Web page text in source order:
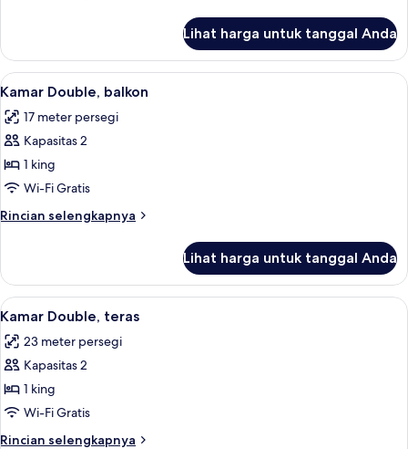
Kamar
Double
Standar
Lihat harga untuk tanggal Anda
Lihat
semua
foto
untuk
Kamar
Double,
balkon
Kamar Double, balkon | Brankas,
2
Kamar Double, balkon
17 meter persegi
Kapasitas 2
1 king
Wi-Fi Gratis
Rincian selengkapnya
Rincian
Kamar
Double,
balkon
Lihat harga untuk tanggal Anda
Lihat
semua
foto
untuk
Kamar
Double,
teras
Kamar Double, teras | Brankas, meja
4
Kamar Double, teras
23 meter persegi
Kapasitas 2
1 king
Wi-Fi Gratis
Rincian selengkapnya
Rincian